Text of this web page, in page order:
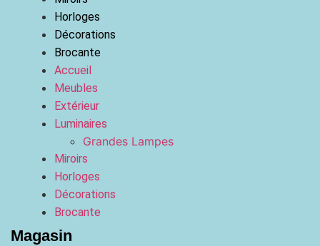
Horloges
Décorations
Brocante
Accueil
Meubles
Extérieur
Luminaires
Grandes Lampes
Miroirs
Horloges
Décorations
Brocante
Magasin